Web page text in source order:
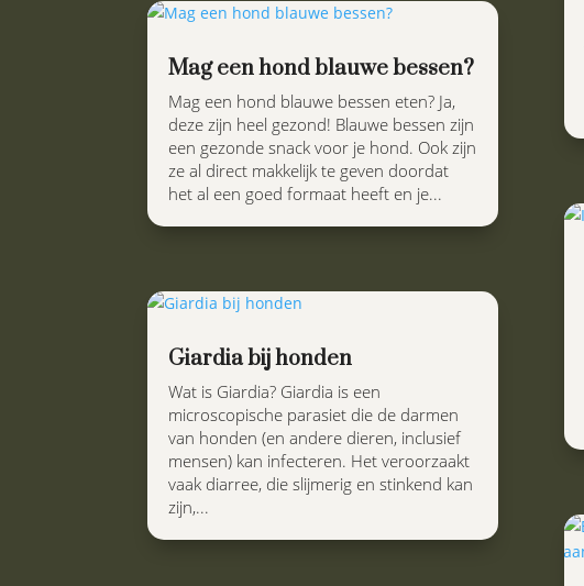
Mag een hond blauwe bessen?
Mag een hond blauwe bessen eten? Ja,
deze zijn heel gezond! Blauwe bessen zijn
een gezonde snack voor je hond. Ook zijn
ze al direct makkelijk te geven doordat
het al een goed formaat heeft en je...
Giardia bij honden
Wat is Giardia? Giardia is een
microscopische parasiet die de darmen
van honden (en andere dieren, inclusief
mensen) kan infecteren. Het veroorzaakt
vaak diarree, die slijmerig en stinkend kan
zijn,...